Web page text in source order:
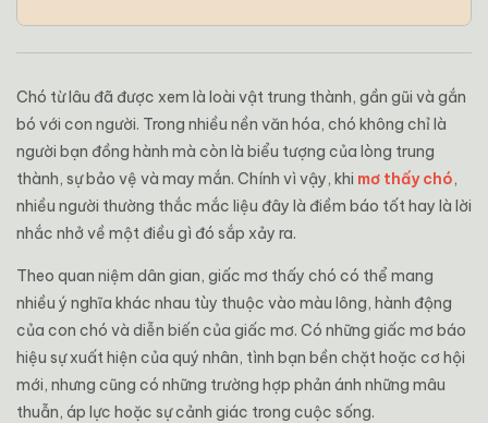
Chó từ lâu đã được xem là loài vật trung thành, gần gũi và gắn
bó với con người. Trong nhiều nền văn hóa, chó không chỉ là
người bạn đồng hành mà còn là biểu tượng của lòng trung
thành, sự bảo vệ và may mắn. Chính vì vậy, khi mơ thấy chó,
nhiều người thường thắc mắc liệu đây là điềm báo tốt hay là lời
nhắc nhở về một điều gì đó sắp xảy ra.
Theo quan niệm dân gian, giấc mơ thấy chó có thể mang
nhiều ý nghĩa khác nhau tùy thuộc vào màu lông, hành động
của con chó và diễn biến của giấc mơ. Có những giấc mơ báo
hiệu sự xuất hiện của quý nhân, tình bạn bền chặt hoặc cơ hội
mới, nhưng cũng có những trường hợp phản ánh những mâu
thuẫn, áp lực hoặc sự cảnh giác trong cuộc sống.